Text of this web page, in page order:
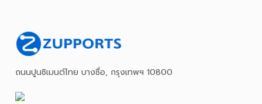
ถนนปูนซิเมนต์ไทย บางซื่อ, กรุงเทพฯ 10800